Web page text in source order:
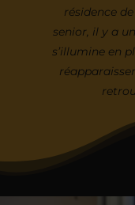
résidence
senior, il y a
s’illumine en